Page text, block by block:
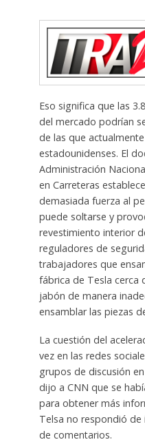
Eso significa que las
del mercado podrían
de las que
estadounidenses. El
Administración
en Carreteras
demasiada fuerza al
puede soltarse y
revestimiento interior
reguladores de
trabajadores que
fábrica de Tesla cerca
jabón de manera
ensamblar las piezas
La cuestión del
vez en las redes
grupos de discusión
dijo a CNN que se
para obtener más
Telsa no respondió
de comentarios.